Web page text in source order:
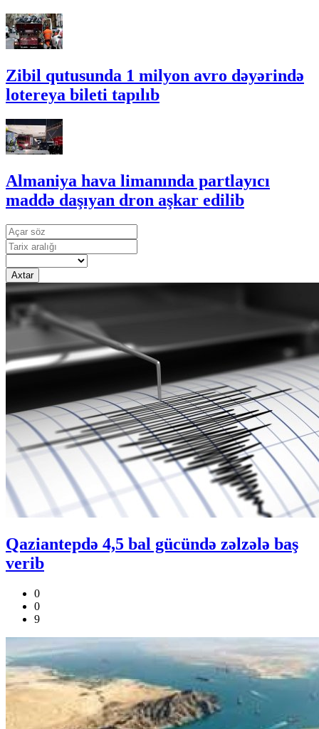
Zibil qutusunda 1 milyon avro dəyərində
lotereya bileti tapılıb
Almaniya hava limanında partlayıcı
maddə daşıyan dron aşkar edilib
Axtar
Qaziantepdə 4,5 bal gücündə zəlzələ baş
verib
0
0
9